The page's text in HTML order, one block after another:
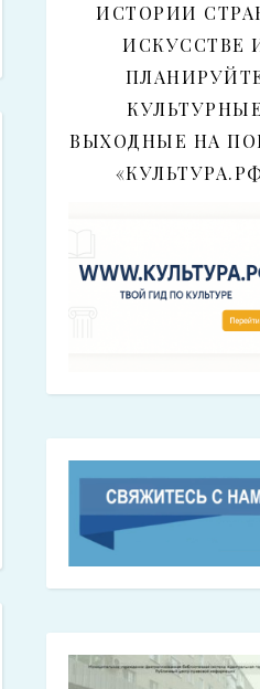
ИСТОРИИ
ИСКУССТВЕ
КУЛЬТУРНЫЕ
ВЫХОДНЫЕ НА